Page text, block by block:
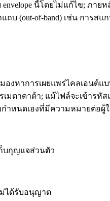
envelope นี้โดยไม่แก้ไข;
เช่น การสแกน
องหาการเผยแพร่ไคลเอน
ตาดาต้า; แม้ไฟล์จะเข้ารหั
ำหนดเองที่มีความหมายต่อผู้
บกุญแจส่วนตัว
ได้รับอนุญาต